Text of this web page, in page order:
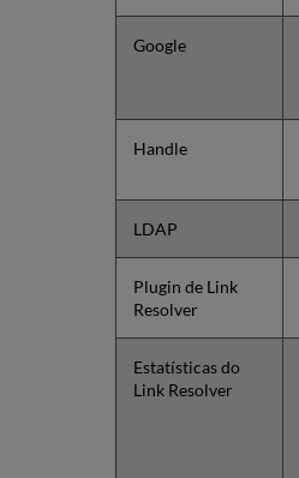
Google
Handle
LDAP
Plugin de Link
Resolver
Estatísticas do
Link Resolver